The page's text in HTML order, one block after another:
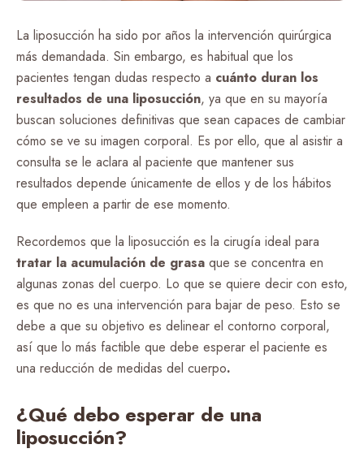
La liposucción ha sido por años la intervención quirúrgica
más demandada. Sin embargo, es habitual que los
pacientes tengan dudas respecto a cuánto duran los
resultados de una liposucción, ya que en su mayoría
buscan soluciones definitivas que sean capaces de cambiar
cómo se ve su imagen corporal. Es por ello, que al asistir a
consulta se le aclara al paciente que mantener sus
resultados depende únicamente de ellos y de los hábitos
que empleen a partir de ese momento.
Recordemos que la liposucción es la cirugía ideal para
tratar la acumulación de grasa que se concentra en
algunas zonas del cuerpo. Lo que se quiere decir con esto,
es que no es una intervención para bajar de peso. Esto se
debe a que su objetivo es delinear el contorno corporal,
así que lo más factible que debe esperar el paciente es
una reducción de medidas del cuerpo.
¿Qué debo esperar de una
liposucción?